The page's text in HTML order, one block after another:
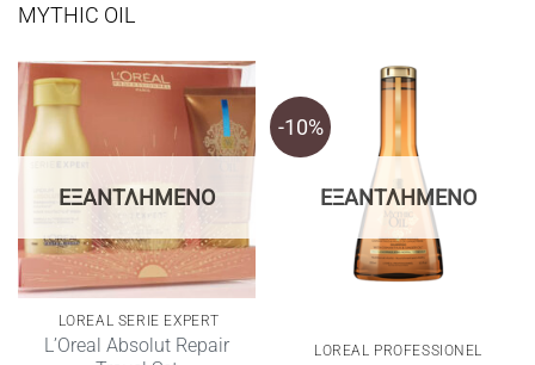
MYTHIC OIL
ΕΞΑΝΤΛΗΜΈΝΟ
LOREAL SERIE EXPERT
L’Oreal Absolut Repair
-10%
ΕΞΑΝΤΛΗΜΈΝΟ
LOREAL PROFESSIONEL